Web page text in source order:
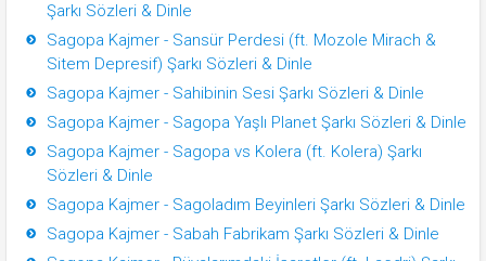
Şarkı Sözleri & Dinle
Sagopa Kajmer - Sansür Perdesi (ft. Mozole Mirach &
Sitem Depresif) Şarkı Sözleri & Dinle
Sagopa Kajmer - Sahibinin Sesi Şarkı Sözleri & Dinle
Sagopa Kajmer - Sagopa Yaşlı Planet Şarkı Sözleri & Dinle
Sagopa Kajmer - Sagopa vs Kolera (ft. Kolera) Şarkı
Sözleri & Dinle
Sagopa Kajmer - Sagoladım Beyinleri Şarkı Sözleri & Dinle
Sagopa Kajmer - Sabah Fabrikam Şarkı Sözleri & Dinle